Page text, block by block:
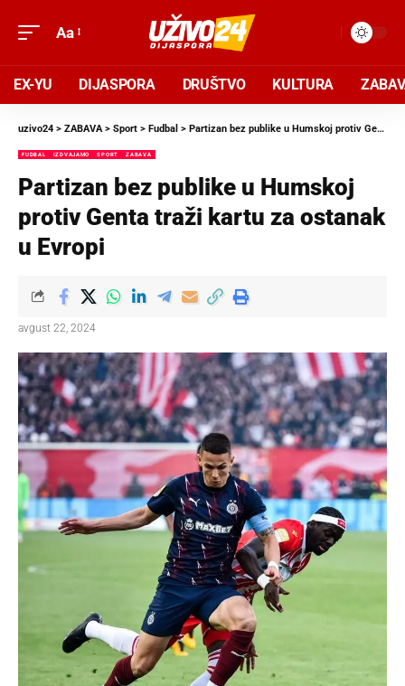
Aa
EX-YU DIJASPORA DRUŠTVO KULTURA
uzivo24 > ZABAVA> Sport > Fudbal > Partizan bez publike u Humskoj protiv Genta traži kartu za ostanak u Evropi
FUDBAL IZDVAJAMO SPORT ZABAVA
Partizan bez publike u Humskoj
protiv Genta traži kartu za ostanak
u Evropi
avgust 22, 2024